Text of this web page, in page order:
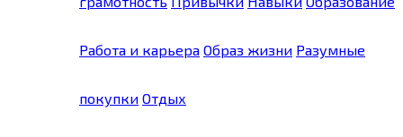
Работа и карьера Образ жизни Разумные
покупки Отдых